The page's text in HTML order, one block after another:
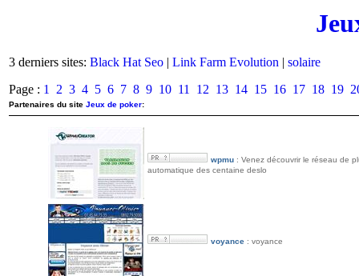
3 derniers sites: Black Hat Seo | Link Farm Evolution | solaire
Page : 1 2 3 4 5 6 7 8 9 10 11 12 13 14 15 16 17 18 19
Partenaires du site Jeux de poker:
wpmu: Venez découvrir le réseau de
automatique des centaine deslo
voyance: voyance